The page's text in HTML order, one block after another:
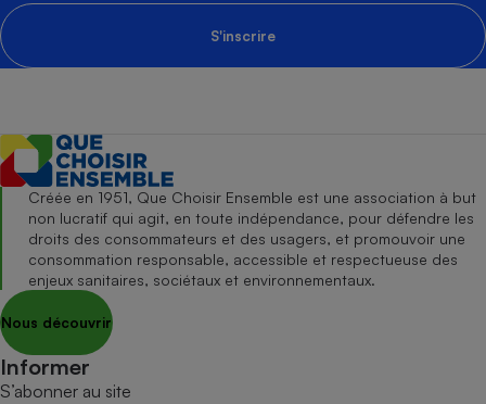
S'inscrire
Créée en 1951, Que Choisir Ensemble est une association à but
non lucratif qui agit, en toute indépendance, pour défendre les
droits des consommateurs et des usagers, et promouvoir une
consommation responsable, accessible et respectueuse des
enjeux sanitaires, sociétaux et environnementaux.
Nous découvrir
Informer
S’abonner au site